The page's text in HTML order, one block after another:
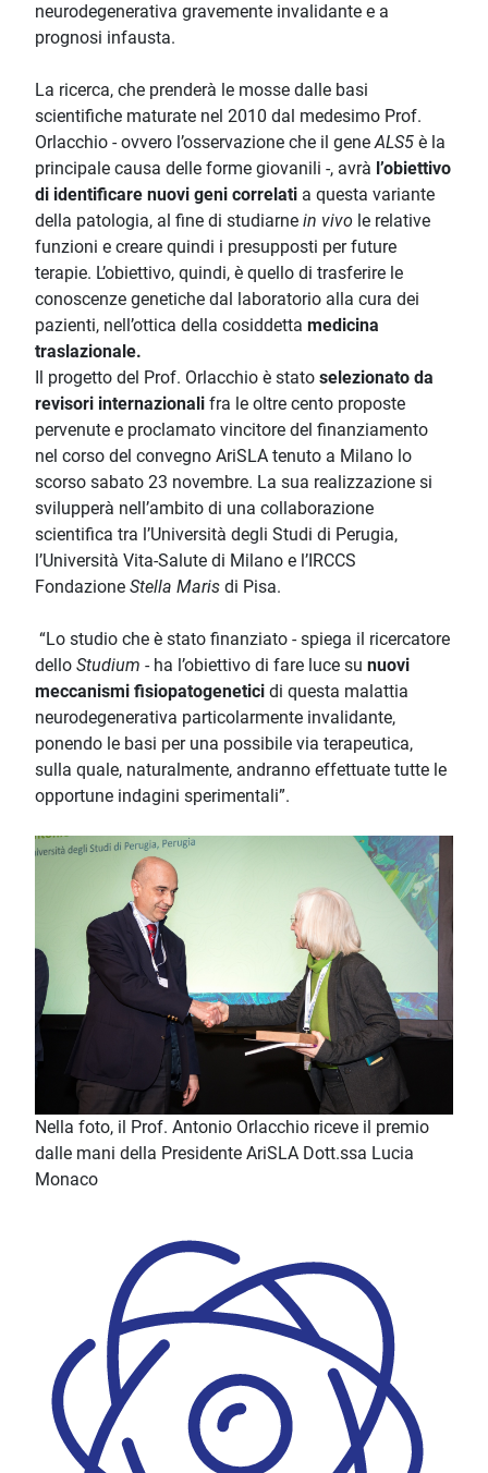
neurodegenerativa gravemente invalidante e a
prognosi infausta.
La ricerca, che prenderà le mosse dalle basi
scientifiche maturate nel 2010 dal medesimo Prof.
Orlacchio - ovvero l’osservazione che il geneALS5 è la
principale causa delle forme giovanili -, avrà l’obiettivo
di identificare nuovi geni correlati a questa variante
della patologia, al fine di studiarne in vivo le relative
funzioni e creare quindi i presupposti per future
terapie. L’obiettivo, quindi, è quello di trasferire le
conoscenze genetiche dal laboratorio alla cura dei
pazienti, nell’ottica della cosiddetta medicina
traslazionale.
Il progetto del Prof. Orlacchio è stato selezionato da
revisori internazionali fra le oltre cento proposte
pervenute e proclamato vincitore del finanziamento
nel corso del convegno AriSLA tenuto a Milano lo
scorso sabato 23 novembre. La sua realizzazione si
svilupperà nell’ambito di una collaborazione
scientifica tra l’Università degli Studi di Perugia,
l’Università Vita-Salute di Milano e l’IRCCS
Fondazione Stella Maris di Pisa.
“Lo studio che è stato finanziato - spiega il ricercatore
dello Studium - ha l’obiettivo di fare luce su nuovi
meccanismi fisiopatogenetici di questa malattia
neurodegenerativa particolarmente invalidante,
ponendo le basi per una possibile via terapeutica,
sulla quale, naturalmente, andranno effettuate tutte le
opportune indagini sperimentali”.
Nella foto, il Prof. Antonio Orlacchio riceve il premio
dalle mani della Presidente AriSLA Dott.ssa Lucia
Monaco